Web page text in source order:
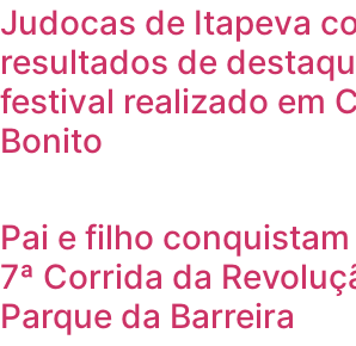
Judocas de Itapeva
resultados de
festival realizado em
Bonito
Pai e filho
7ª Corrida da
Parque da Barreira